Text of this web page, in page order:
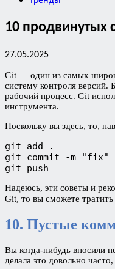
10 продвинутых
27.05.2025
Git — один из самых
систему контроля
рабочий процесс. Git
инструмента.
Поскольку вы здесь, то,
git add .
git commit -m "fix"
git push
Надеюсь, эти советы и
Git, то вы сможете
10. Пустые
Вы когда-нибудь вносили
делала это довольно